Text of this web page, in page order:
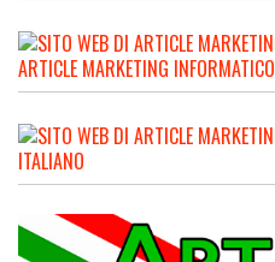
ARTICLE MARKETING INFORMATICO
ITALIANO